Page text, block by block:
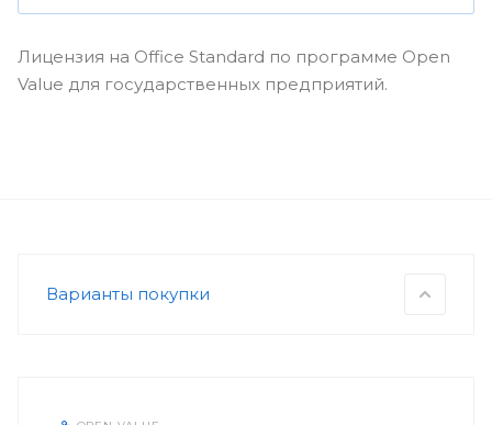
Лицензия на Office Standard по программе Open
Value для государственных предприятий.
Варианты покупки